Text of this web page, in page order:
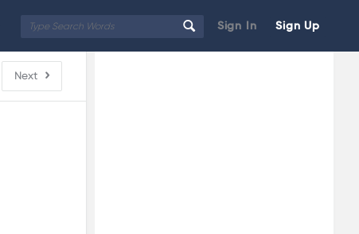
Sign In Sign Up
Next